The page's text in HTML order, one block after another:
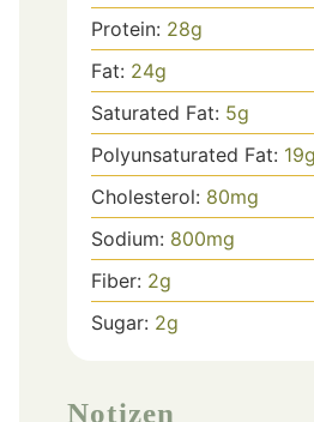
Protein: 28g
Fat: 24g
Saturated Fat: 5g
Polyunsaturated Fat: 19g
Cholesterol: 80mg
Sodium: 800mg
Fiber: 2g
Sugar: 2g
Notizen